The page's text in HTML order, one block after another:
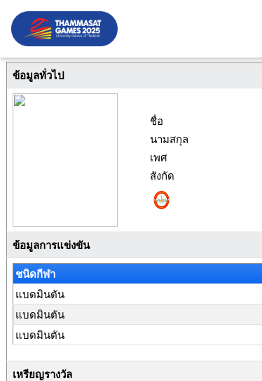
ข้อมูลทั่วไป
ชื่อ
นามสกุล
เพศ
สังกัด
ข้อมูลการแข่งขัน
ชนิดกีฬา
แบดมินตัน
แบดมินตัน
แบดมินตัน
เหรียญรางวัล